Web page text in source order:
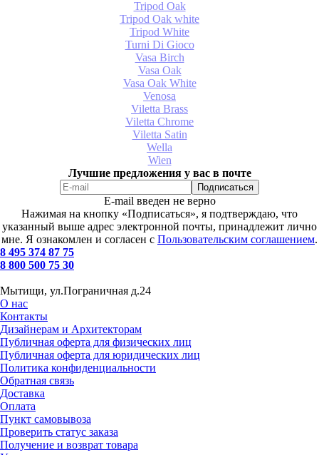
Tripod Oak
Tripod Oak white
Tripod White
Turni Di Gioco
Vasa Birch
Vasa Oak
Vasa Oak White
Venosa
Viletta Brass
Viletta Chrome
Viletta Satin
Wella
Wien
Лучшие предложения у вас в почте
E-mail введен не верно
Нажимая на кнопку «Подписаться», я подтверждаю, что
указанный выше адрес электронной почты, принадлежит лично
мне. Я ознакомлен и согласен с Пользовательским соглашением.
8 495 374 87 75
8 800 500 75 30
Мытищи, ул.Пограничная д.24
О нас
Контакты
Дизайнерам и Архитекторам
Публичная оферта для физических лиц
Публичная оферта для юридических лиц
Политика конфиденциальности
Обратная связь
Доставка
Оплата
Пункт самовывоза
Проверить статус заказа
Получение и возврат товара